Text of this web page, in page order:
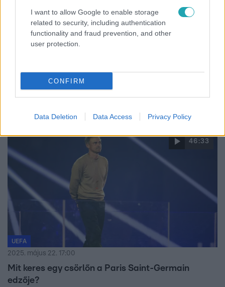
I want to allow Google to enable storage
related to security, including authentication
functionality and fraud prevention, and other
user protection.
CONFIRM
Data Deletion Data Access Privacy Policy
2025. május 31. 16:30
Itt tudod online streamen nézni a PSG–Inter
Mutatjuk, a sérültek listáját, a várható kezdőket, és hogy
hol tudod hosszabb stúdiós szakértői felvezetéssel
követni a szombati Bajnokok Ligája-finálét!
46:33
UEFA
2025. május 22. 17:00
Mit keres egy csörlőn a Paris Saint-Germain
edzője?